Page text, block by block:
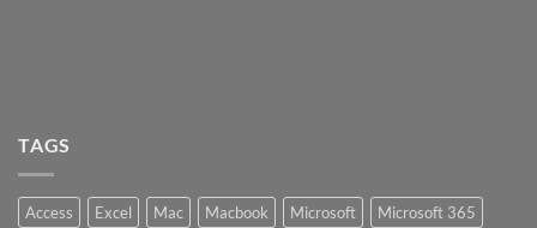
TAGS
Access Excel Mac Macbook Microsoft
Microsoft 365